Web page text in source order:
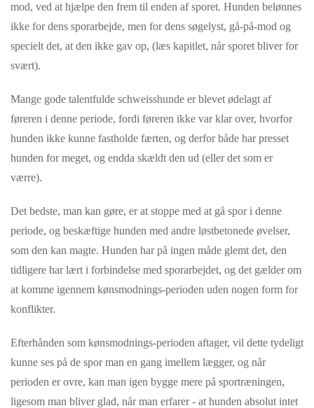
mod, ved at hjælpe den frem til enden af sporet. Hunden belønnes
ikke for dens sporarbejde, men for dens søgelyst, gå-på-mod og
specielt det, at den ikke gav op, (læs kapitlet, når sporet bliver for
svært).
Mange gode talentfulde schweisshunde er blevet ødelagt af
føreren i denne periode, fordi føreren ikke var klar over, hvorfor
hunden ikke kunne fastholde færten, og derfor både har presset
hunden for meget, og endda skældt den ud (eller det som er
værre).
Det bedste, man kan gøre, er at stoppe med at gå spor i denne
periode, og beskæftige hunden med andre løstbetonede øvelser,
som den kan magte. Hunden har på ingen måde glemt det, den
tidligere har lært i forbindelse med sporarbejdet, og det gælder om
at komme igennem kønsmodnings-perioden uden nogen form for
konflikter.
Efterhånden som kønsmodnings-perioden aftager, vil dette tydeligt
kunne ses på de spor man en gang imellem lægger, og når
perioden er ovre, kan man igen bygge mere på sportræningen,
ligesom man bliver glad, når man erfarer - at hunden absolut intet